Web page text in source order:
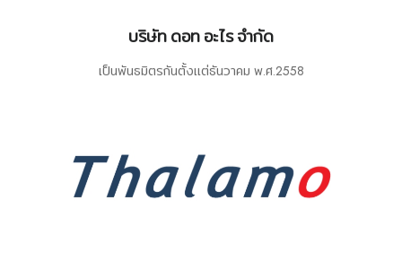
บริษัท ดอท อะไร จำกัด
เป็นพันธมิตรกันตั้งเเต่ธันวาคม พ.ศ.2558